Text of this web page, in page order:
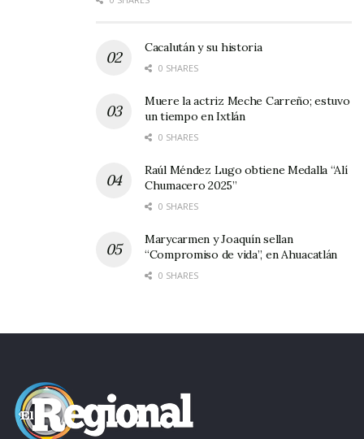
Cacalután y su historia
0 SHARES
Muere la actriz Meche Carreño; estuvo
un tiempo en Ixtlán
0 SHARES
Raúl Méndez Lugo obtiene Medalla “Alí
Chumacero 2025”
0 SHARES
Marycarmen y Joaquín sellan
“Compromiso de vida”, en Ahuacatlán
0 SHARES